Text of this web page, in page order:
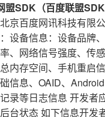
盟SDK（百度联盟SDK
京百度网讯科技有限
设备信息：设备品牌
、网络信号强度、传
内存空间、手机重启
信息、OAID、
录等日志信息 开发者
台状态 如下信息开发